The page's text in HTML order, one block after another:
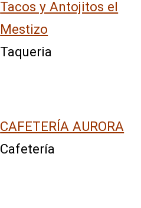
Tacos y Antojitos el
Mestizo
Taqueria
CAFETERÍA AURORA
Cafetería